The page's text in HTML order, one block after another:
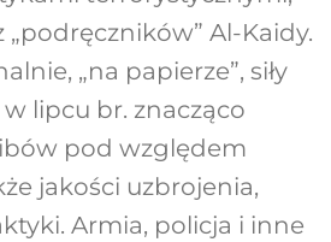
Al-Kaidy.
„na papierze”, siły
lipcu br. znacząco
pod względem
jakości uzbrojenia,
Armia, policja i inne